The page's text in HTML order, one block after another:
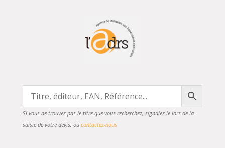
Si vous ne trouvez pas le titre que vous recherchez, signalez-le lors de la
saisie de votre devis, ou contactez-nous